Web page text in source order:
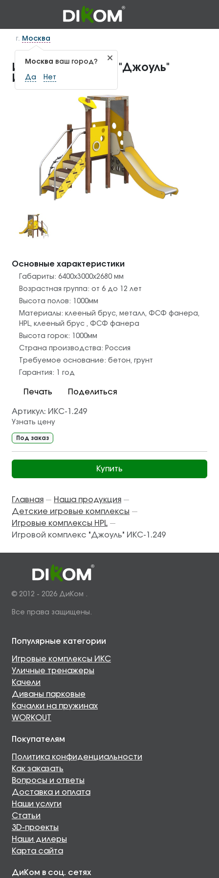
г. Москва
Москва ваш город?
Да Нет
Игровой комплекс "Джоуль"
ИКС-1.249
Основные характеристики
Габариты: 6400х3000х2680 мм
Возрастная группа: от 6 до 12 лет
Высота полов:
1000мм
Материалы: клееный брус, металл, ФСФ фанера,
HPL, клееный брус , ФСФ фанера
Высота горок:
1000мм
Страна производства: Россия
Требуемое основание: бетон, грунт
Гарантия:
1 год
Печать Поделиться
Артикул: ИКС-1.249
Узнать цену
Под заказ
Купить
Главная — Наша продукция —
Детские игровые комплексы —
Игровые комплексы HPL —
Игровой комплекс "Джоуль" ИКС-1.249
© 2012 - 2026 ДиКом .
Все права защищены.
Популярные категории
Игровые комплексы ИКС
Уличные тренажеры
Качели
Диваны парковые
Качалки на пружинах
WORKOUT
Покупателям
Политика конфиденциальности
Как заказать
Вопросы и ответы
Доставка и оплата
Наши услуги
Статьи
3D-проекты
Наши дилеры
Карта сайта
ДиКом в соц. сетях